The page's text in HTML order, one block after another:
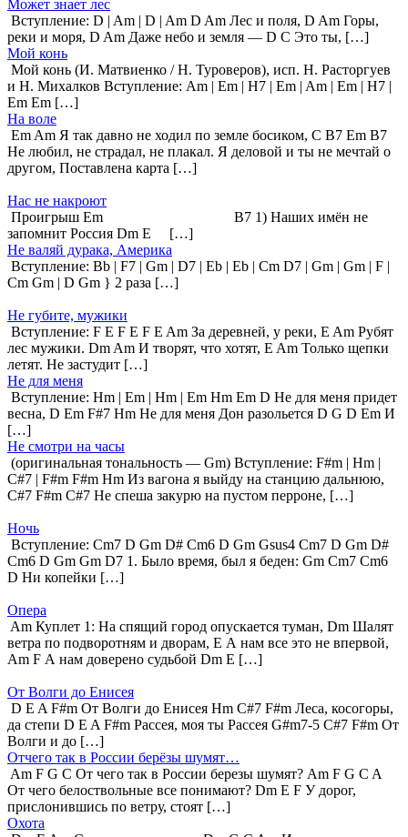
Может знает лес
Вступление: D | Am | D | Am D Am Лес и поля, D Am Горы,
реки и моря, D Am Даже небо и земля — D C Это ты, […]
Мой конь
Мой конь (И. Матвиенко / Н. Туроверов), исп. Н. Расторгуев
и Н. Михалков Вступление: Am | Em | H7 | Em | Am | Em | H7 |
Em Em […]
На воле
Em Am Я так давно не ходил по земле босиком, C B7 Em B7
Не любил, не страдал, не плакал. Я деловой и ты не мечтай о
другом, Поставлена карта […]
Нас не накроют
Проигрыш Em B7 1) Наших имён не
запомнит Россия Dm E […]
Не валяй дурака, Америка
Вступление: Bb | F7 | Gm | D7 | Eb | Eb | Cm D7 | Gm | Gm | F |
Cm Gm | D Gm } 2 раза […]
Не губите, мужики
Вступление: F E F E F E Am За деревней, у реки, E Am Рубят
лес мужики. Dm Am И творят, что хотят, E Am Только щепки
летят. Не застудит […]
Не для меня
Вступление: Hm | Em | Hm | Em Hm Em D Не для меня придет
весна, D Em F#7 Hm Не для меня Дон разольется D G D Em И
[…]
Не смотри на часы
(оригинальная тональность — Gm) Вступление: F#m | Hm |
C#7 | F#m F#m Hm Из вагона я выйду на станцию дальнюю,
C#7 F#m C#7 Не спеша закурю на пустом перроне, […]
Ночь
Вступление: Cm7 D Gm D# Cm6 D Gm Gsus4 Cm7 D Gm D#
Cm6 D Gm Gm D7 1. Было время, был я беден: Gm Cm7 Cm6
D Ни копейки […]
Опера
Am Куплет 1: На спящий город опускается туман, Dm Шалят
ветра по подворотням и дворам, E А нам все это не впервой,
Am F А нам доверено судьбой Dm E […]
От Волги до Енисея
D E A F#m От Волги до Енисея Hm C#7 F#m Леса, косогоры,
да степи D E A F#m Рассея, моя ты Рассея G#m7-5 C#7 F#m От
Волги и до […]
Отчего так в России берёзы шумят…
Am F G C От чего так в России березы шумят? Am F G C A
От чего белоствольные все понимают? Dm E F У дорог,
прислонившись по ветру, стоят […]
Охота